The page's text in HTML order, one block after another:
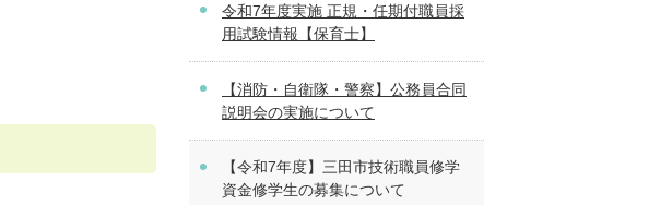
令和7年度実施 正規・任期付職員採
用試験情報【保育士】
【消防・自衛隊・警察】公務員合同
説明会の実施について
【令和7年度】三田市技術職員修学
資金修学生の募集について